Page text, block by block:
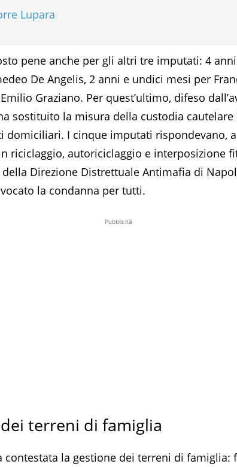
Lupara
pene anche per gli altri tre imputati: 4
De Angelis, 2 anni e undici mesi per
Graziano. Per quest’ultimo, difeso
sostituito la misura della custodia cautelare
domiciliari. I cinque imputati rispondevano,
riciclaggio, autoriciclaggio e interposizione
Direzione Distrettuale Antimafia di
la condanna per tutti.
Pubblicità
terreni di famiglia
contestata la gestione dei terreni di famiglia: